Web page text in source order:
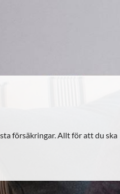
försäkringar. Allt för att du ska